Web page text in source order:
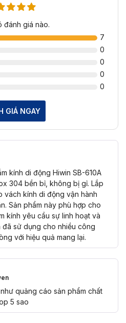
đánh giá nào.
7
0
0
0
0
GIÁ NGAY
kính di động Hiwin SB-610A
304 bền bỉ, không bị gỉ. Lắp
vách kính di động vận hành
Sản phẩm này phù hợp cho
kính yêu cầu sự linh hoạt và
đã sử dụng cho nhiều công
với hiệu quả mang lại.
quảng cáo sản phẩm chất
5 sao